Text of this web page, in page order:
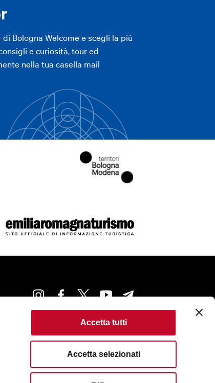
Accetta tutti
Accetta selezionati
Bologna Welcome e scegli la più
e curiosità, tour ed
nella tua casella mail
Condizioni di Utilizzo
di pubblicazione
Bologna Welcome | Piazza del
P.I. e C.F. 04159281205 | REA: BO - 573761 |